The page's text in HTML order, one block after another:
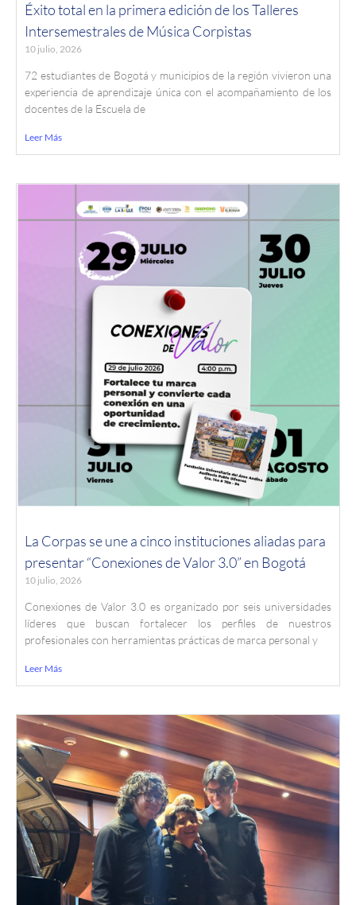
Éxito total en la primera edición de los Talleres
Intersemestrales de Música Corpistas
10 julio, 2026
72 estudiantes de Bogotá y municipios de la región vivieron una
experiencia de aprendizaje única con el acompañamiento de los
docentes de la Escuela de
Leer Más
La Corpas se une a cinco instituciones aliadas para
presentar “Conexiones de Valor 3.0” en Bogotá
10 julio, 2026
Conexiones de Valor 3.0 es organizado por seis universidades
líderes que buscan fortalecer los perfiles de nuestros
profesionales con herramientas prácticas de marca personal y
Leer Más